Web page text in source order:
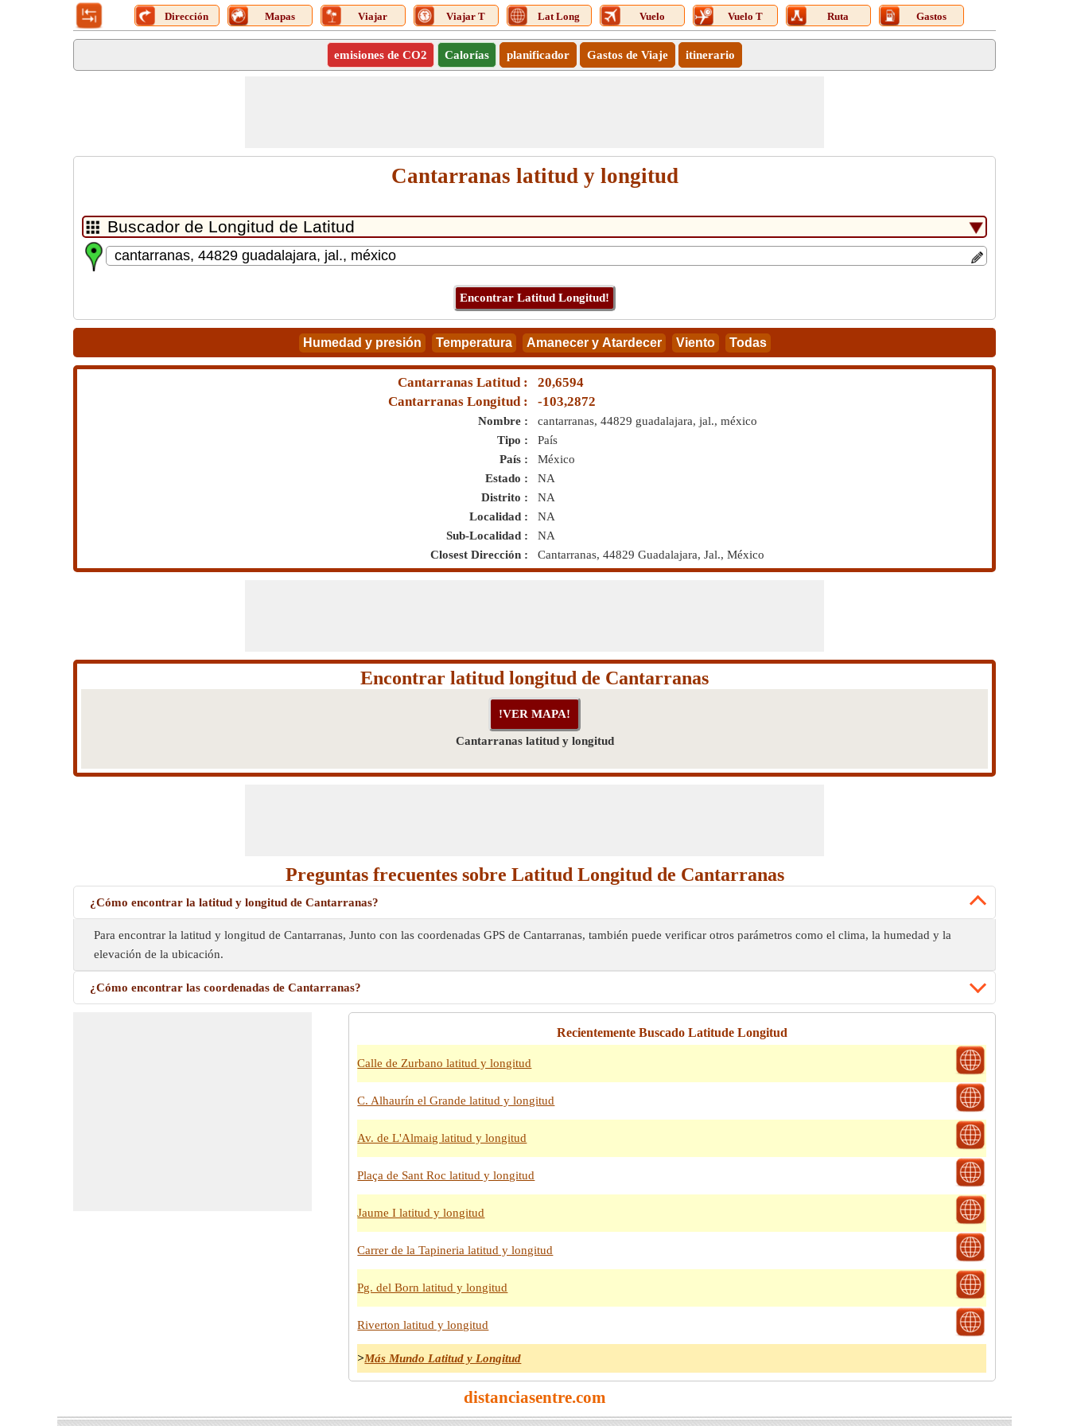
Dirección Mapas Viajar Viajar T Lat Long Vuelo Vuelo T Ruta Gastos
emisiones de CO2 Calorías planificador Gastos de Viaje itinerario
Cantarranas latitud y longitud
Cantarranas Latitud :
20,6594
Cantarranas Longitud :
-103,2872
Nombre :
cantarranas, 44829 guadalajara, jal., méxico
Tipo :
País
País :
México
Estado :
NA
Distrito :
NA
Localidad :
NA
Sub-Localidad :
NA
Closest Dirección :
Cantarranas, 44829 Guadalajara, Jal., México
Encontrar latitud longitud de Cantarranas
Cantarranas latitud y longitud
Preguntas frecuentes sobre Latitud Longitud de Cantarranas
¿Cómo encontrar la latitud y longitud de Cantarranas?
Para encontrar la latitud y longitud de Cantarranas, Junto con las coordenadas GPS de Cantarranas, también puede verificar otros parámetros como el clima, la humedad y la
elevación de la ubicación.
¿Cómo encontrar las coordenadas de Cantarranas?
Recientemente Buscado Latitude Longitud
Calle de Zurbano latitud y longitud
C. Alhaurín el Grande latitud y longitud
Av. de L'Almaig latitud y longitud
Plaça de Sant Roc latitud y longitud
Jaume I latitud y longitud
Carrer de la Tapineria latitud y longitud
Pg. del Born latitud y longitud
Riverton latitud y longitud
>Más Mundo Latitud y Longitud
distanciasentre.com